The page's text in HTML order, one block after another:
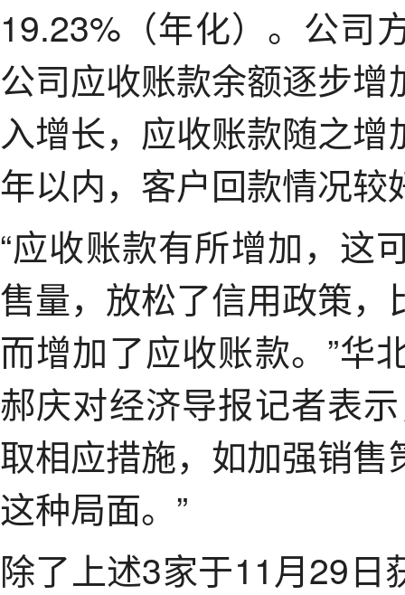
19.23%（年化）。公司
公司应收账款余额逐步
入增长，应收账款随之
年以内，客户回款情况较
“应收账款有所增加，这
售量，放松了信用政策
而增加了应收账款。”华
郝庆对经济导报记者表
取相应措施，如加强销
这种局面。”
除了上述3家于11月29日